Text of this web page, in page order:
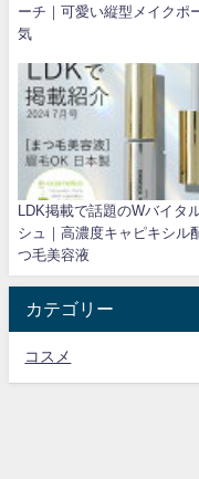
ーチ｜可愛い縦型メイクポ
気
LDK掲載で話題のWバイタ
シュ｜高濃度キャピキシル
つ毛美容液
カテゴリー
コスメ